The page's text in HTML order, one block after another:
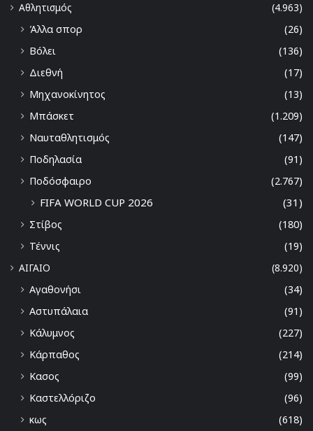
Αθλητισμός
(4.963)
Άλλα σπορ
(26)
Βόλει
(136)
Διεθνή
(17)
Μηχανοκίνητος
(13)
Μπάσκετ
(1.209)
Ναυταθλητισμός
(147)
Ποδηλασία
(91)
Ποδόσφαιρο
(2.767)
FIFA WORLD CUP 2026 (31)
Στίβος
(180)
Τέννις
(19)
ΑΙΓΑΙΟ
(8.920)
Αγαθονήσι
(34)
Αστυπάλαια
(91)
Κάλυμνος
(227)
Κάρπαθος
(214)
Κασος
(99)
Καστελλόριζο
(96)
κως
(618)